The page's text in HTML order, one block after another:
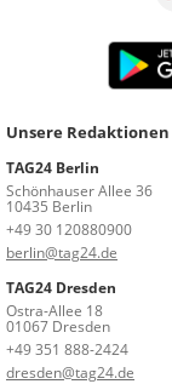
Unsere
TAG24 Berlin
Schönhauser Allee 36
10435 Berlin
+49 30 120880900
berlin@tag24.de
TAG24 Dresden
Ostra-Allee 18
01067 Dresden
+49 351 888-2424
dresden@tag24.de